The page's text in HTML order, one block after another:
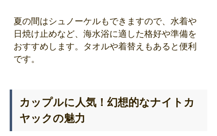
夏の間はシュノーケルもできますので、水着や
日焼け止めなど、海水浴に適した格好や準備を
おすすめします。タオルや着替えもあると便利
です。
カップルに人気！幻想的なナイトカ
ヤックの魅力